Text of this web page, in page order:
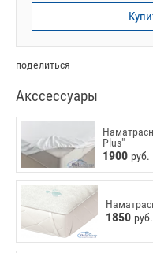
поделиться
Акссессуары
Plus"
1900 руб.
1850 руб.